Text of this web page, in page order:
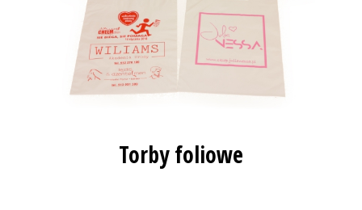
Torby foliowe